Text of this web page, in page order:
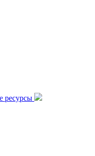
ресурсы